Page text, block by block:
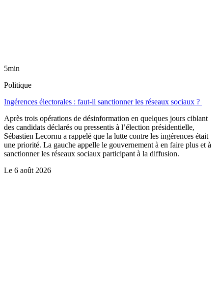
5min
Politique
Ingérences électorales : faut-il sanctionner les réseaux sociaux ?
Après trois opérations de désinformation en quelques jours ciblant
des candidats déclarés ou pressentis à l’élection présidentielle,
Sébastien Lecornu a rappelé que la lutte contre les ingérences était
une priorité. La gauche appelle le gouvernement à en faire plus et à
sanctionner les réseaux sociaux participant à la diffusion.
Le 6 août 2026